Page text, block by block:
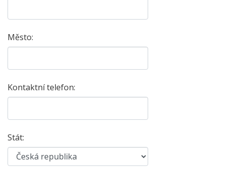
Město:
Kontaktní telefon:
Stát: